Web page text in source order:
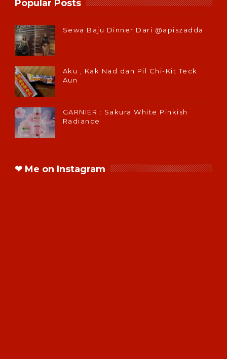
Popular Posts
Sewa Baju Dinner Dari @apiszadda
Aku , Kak Nad dan Pil Chi-Kit Teck
Aun
GARNIER : Sakura White Pinkish
Radiance
❤ Me on Instagram